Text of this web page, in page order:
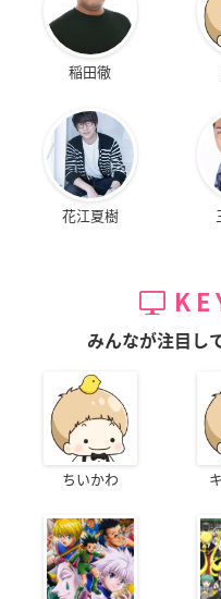
物語が進めば色々な高瀬を
強くかわいいキャラクター
アニメを通して色々盛り
陸奥洋二郎：CV鈴村
シロ高男子新体操部の副キ
高校3年生。東京出身。
その時から、一緒に遊んで
誰に対しても礼儀正しく一
に見えるが、実は怒ると怖
鈴村健一さんコメント
Q1.本作の印象を教えて
好きなことを見つけてそ
まっすぐな力強さに元気
稲田徹
花江夏樹
みんなが注目し
ちいかわ